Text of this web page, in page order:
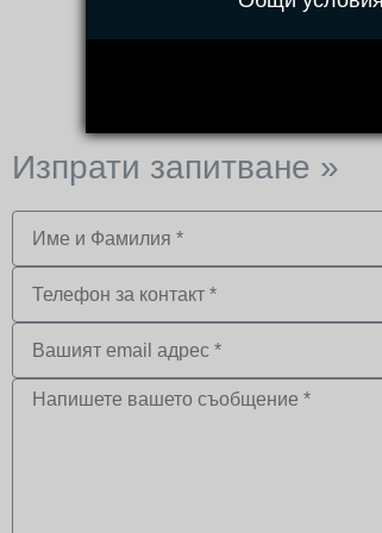
Изпрати запитване »